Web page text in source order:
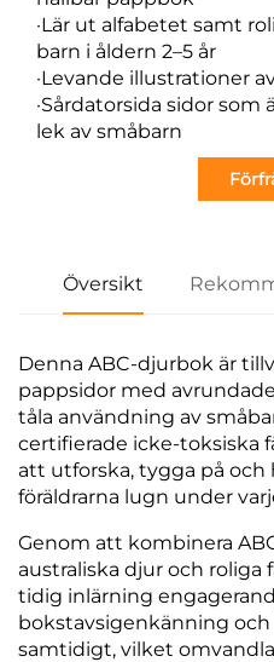
·Lär ut alfabetet samt
barn i åldern 2–5 år
·Levande illustrationer
·Sårdatorsida sidor
lek av småbarn
Översikt
Denna ABC-djurbok är
pappsidor med
tåla användning av
certifierade icke-toksiska
att utforska, tygga på och
föräldrarna lugn under
Genom att kombinera
australiska djur och
tidig inlärning
bokstavsigenkänning
samtidigt, vilket